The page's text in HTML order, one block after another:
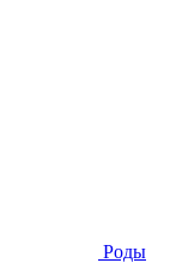
Роды